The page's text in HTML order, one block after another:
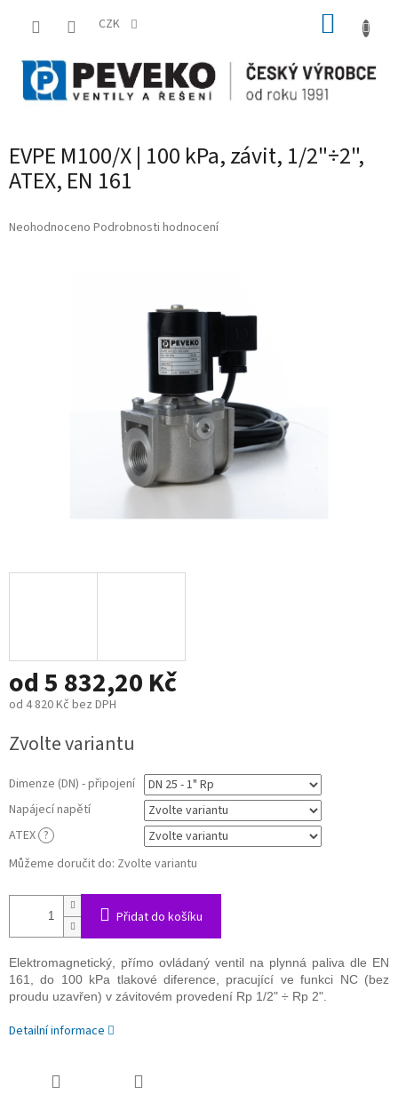
CZK
EVPE M100/X | 100 kPa, závit, 1/2"÷2",
ATEX, EN 161
Průměrné
Neohodnoceno Podrobnosti hodnocení
od5 832,20 Kč
od 4 820 Kč bez DPH
cena:
Zvolte variantu
Dimenze (DN) - připojení
Napájecí napětí
ATEX ?
Můžeme doručit do: Zvolte variantu
Přidat do košíku
Elektromagnetický, přímo ovládaný ventil na plynná paliva dle EN
161, do 100 kPa tlakové diference, pracující ve funkci NC (bez
proudu uzavřen) v závitovém provedení Rp 1/2" ÷ Rp 2".
Detailní informace